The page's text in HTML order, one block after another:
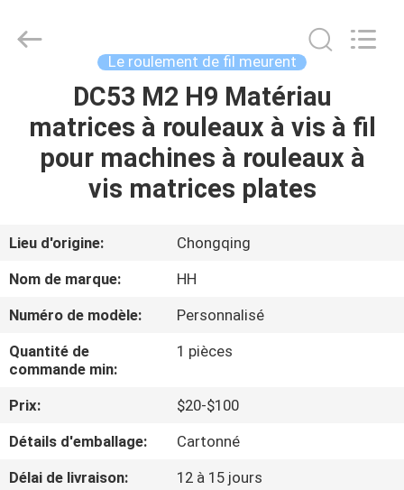
MAISON
PRODUITS
AU
DE
NOUS
VISITE
D'USINE
Precision
Le roulement de fil meurent
DC53 M2 H9 Matériau
matrices à rouleaux à vis à fil
pour machines à rouleaux à
vis matrices plates
Lieu d'origine:
Chongqing
Nom de marque:
HH
Numéro de modèle:
Personnalisé
Quantité de
commande min:
1 pièces
Prix:
$20-$100
Détails d'emballage:
Cartonné
Délai de livraison:
12 à 15 jours